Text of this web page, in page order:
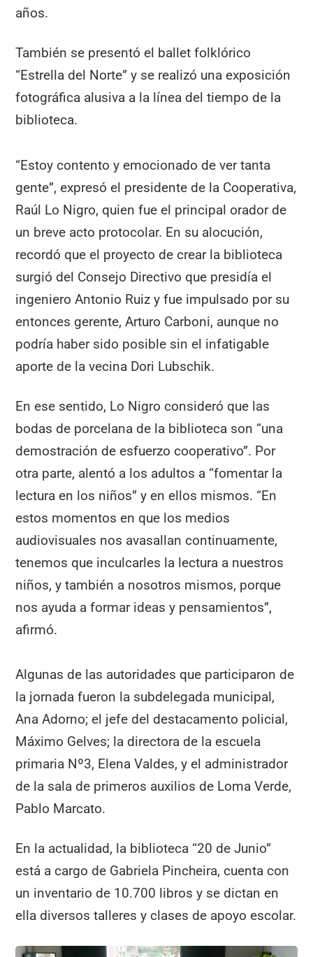
años.
También se presentó el ballet folklórico
“Estrella del Norte” y se realizó una exposición
fotográfica alusiva a la línea del tiempo de la
biblioteca.
“Estoy contento y emocionado de ver tanta
gente”, expresó el presidente de la Cooperativa,
Raúl Lo Nigro, quien fue el principal orador de
un breve acto protocolar. En su alocución,
recordó que el proyecto de crear la biblioteca
surgió del Consejo Directivo que presidía el
ingeniero Antonio Ruiz y fue impulsado por su
entonces gerente, Arturo Carboni, aunque no
podría haber sido posible sin el infatigable
aporte de la vecina Dori Lubschik.
En ese sentido, Lo Nigro consideró que las
bodas de porcelana de la biblioteca son “una
demostración de esfuerzo cooperativo”. Por
otra parte, alentó a los adultos a “fomentar la
lectura en los niños” y en ellos mismos. “En
estos momentos en que los medios
audiovisuales nos avasallan continuamente,
tenemos que inculcarles la lectura a nuestros
niños, y también a nosotros mismos, porque
nos ayuda a formar ideas y pensamientos”,
afirmó.
Algunas de las autoridades que participaron de
la jornada fueron la subdelegada municipal,
Ana Adorno; el jefe del destacamento policial,
Máximo Gelves; la directora de la escuela
primaria Nº3, Elena Valdes, y el administrador
de la sala de primeros auxilios de Loma Verde,
Pablo Marcato.
En la actualidad, la biblioteca “20 de Junio”
está a cargo de Gabriela Pincheira, cuenta con
un inventario de 10.700 libros y se dictan en
ella diversos talleres y clases de apoyo escolar.